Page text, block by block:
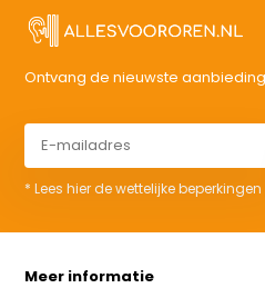
Ontvang de nieuwste
* Lees hier de wettelijke beperkingen
Meer informatie